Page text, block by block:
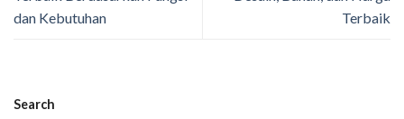
dan Kebutuhan
Terbaik
Search